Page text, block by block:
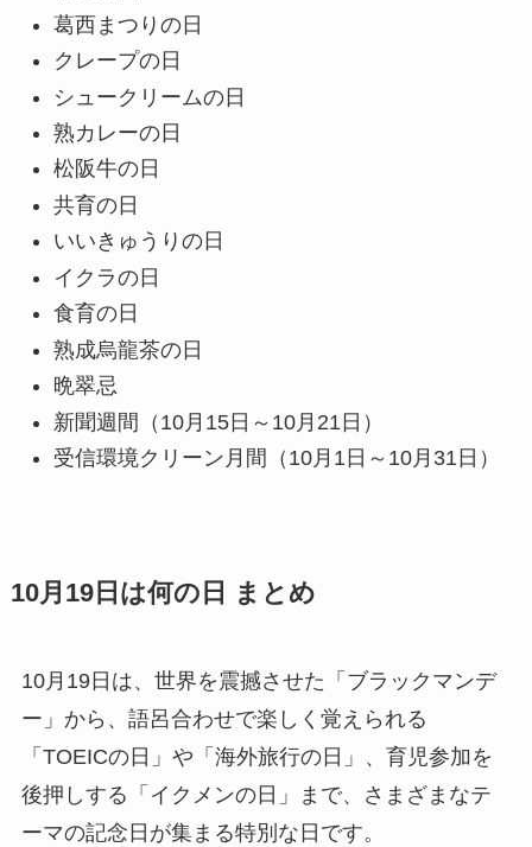
葛西まつりの日
クレープの日
シュークリームの日
熟カレーの日
松阪牛の日
共育の日
いいきゅうりの日
イクラの日
食育の日
熟成烏龍茶の日
晩翠忌
新聞週間（10月15日～10月21日）
受信環境クリーン月間（10月1日～10月31日）
10月19日は何の日 まとめ
10月19日は、世界を震撼させた「ブラックマンデ
ー」から、語呂合わせで楽しく覚えられる
「TOEICの日」や「海外旅行の日」、育児参加を
後押しする「イクメンの日」まで、さまざまなテ
ーマの記念日が集まる特別な日です。